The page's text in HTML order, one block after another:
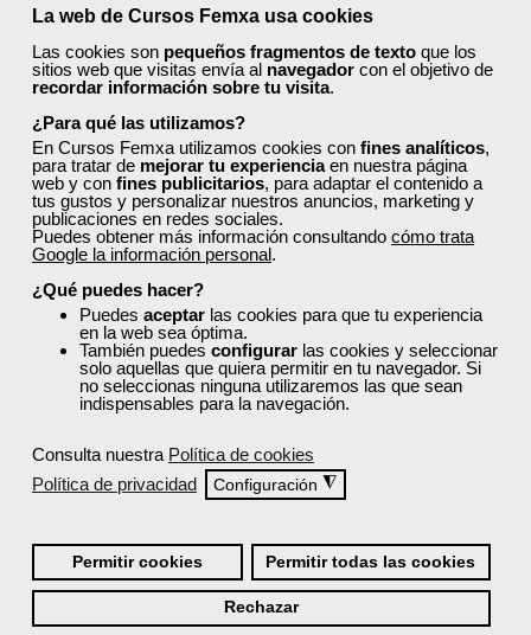
La web de Cursos Femxa usa cookies
Las cookies son pequeños fragmentos de texto que los
sitios web que visitas envía al navegador con el objetivo de
recordar información sobre tu visita.
¿Para qué las utilizamos?
En Cursos Femxa utilizamos cookies con fines analíticos,
para tratar de mejorar tu experienciaen nuestra página
web y con fines publicitarios, para adaptar el contenido a
tus gustos y personalizar nuestros anuncios, marketing y
publicaciones en redes sociales.
Puedes obtener más información consultando cómo trata
Google la información personal.
¿Qué puedes hacer?
Puedes aceptar las cookies para que tu experiencia
en la web sea óptima.
También puedes configurar las cookies y seleccionar
solo aquellas que quiera permitir en tu navegador. Si
no seleccionas ninguna utilizaremos las que sean
indispensables para la navegación.
Consulta nuestra Política de cookies
Política de privacidad
Configuración ◮
Permitir cookies Permitir todas las cookies
Rechazar